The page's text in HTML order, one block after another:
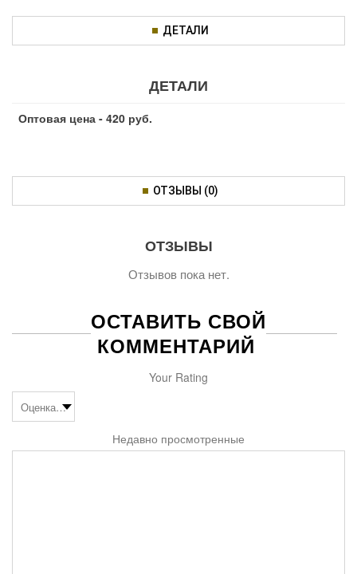
ДЕТАЛИ
ДЕТАЛИ
Оптовая цена - 420 руб.
ОТЗЫВЫ (0)
ОТЗЫВЫ
Отзывов пока нет.
ОСТАВИТЬ СВОЙ
КОММЕНТАРИЙ
Your Rating
Недавно просмотренные